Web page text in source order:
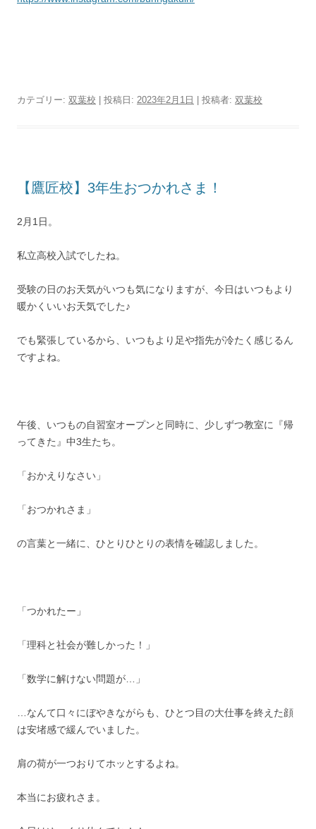
カテゴリー: 双葉校 | 投稿日: 2023年2月1日 投稿者: 双葉校
【鷹匠校】3年生おつかれさま！
2月1日。
私立高校入試でしたね。
受験の日のお天気がいつも気になりますが、今日はいつもより
暖かくいいお天気でした♪
でも緊張しているから、いつもより足や指先が冷たく感じるん
ですよね。
午後、いつもの自習室オープンと同時に、少しずつ教室に『帰
ってきた』中3生たち。
「おかえりなさい」
「おつかれさま」
の言葉と一緒に、ひとりひとりの表情を確認しました。
「つかれたー」
「理科と社会が難しかった！」
「数学に解けない問題が…」
…なんて口々にぼやきながらも、ひとつ目の大仕事を終えた顔
は安堵感で緩んでいました。
肩の荷が一つおりてホッとするよね。
本当にお疲れさま。